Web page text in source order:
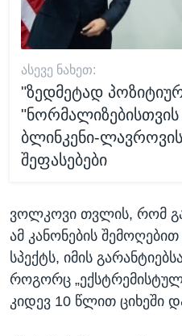
ᲐᲡᲔᲕᲔ ᲜᲐᲮᲔᲗ:
"ზედმეტად
ბლინკენი-
შეფასებები
ვოლკოვი თვლის, რომ
ამ კანონების
სპექტს, იმის
როგორც
კიდევ 10 წლით ციხეში